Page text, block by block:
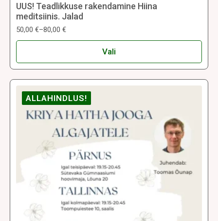
UUS! Teadlikkuse rakendamine Hiina
meditsiinis. Jalad
50,00 €–80,00 €
Hinnavahemik:
50,00 €
80,00 €
Vali
Sellel
on
mitu
varianti.
Valikuid
saab
tootelehel.
ALLAHINDLUS!